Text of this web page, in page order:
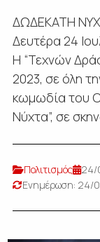
ΔΩΔΕΚΑΤΗ
Δευτέρα 24
Η “Τεχνών
2023, σε όλη
κωμωδία του
Νύχτα”, σε
Πολιτισμός
24/
Ενημέρωση: 24/